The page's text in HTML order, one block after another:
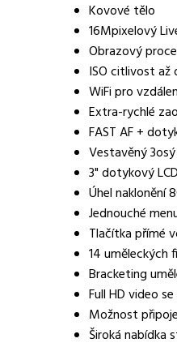
Kovové tělo
16Mpixelový
Obrazový
ISO citlivost až
WiFi pro
Extra-rychlé
FAST AF +
Vestavěný
3" dotykový
Úhel naklonění
Jednouché
Tlačítka přímé
14 uměleckých
Bracketing
Full HD video
Možnost
Široká nabídka